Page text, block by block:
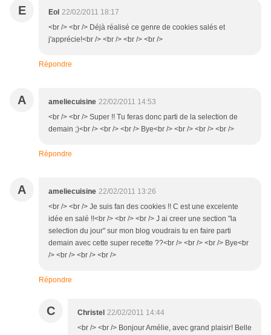
E Eol 22/02/2011 18:17
<br /> <br /> Déjà réalisé ce genre de cookies salés et
j'apprécie!<br /> <br /> <br /> <br />
Répondre
A ameliecuisine 22/02/2011 14:53
<br /> <br /> Super !! Tu feras donc parti de la selection de
demain ;)<br /> <br /> <br /> Bye<br /> <br /> <br /> <br />
Répondre
A ameliecuisine 22/02/2011 13:26
<br /> <br /> Je suis fan des cookies !! C est une excelente
idée en salé !!<br /> <br /> <br /> J ai creer une section "la
selection du jour" sur mon blog voudrais tu en faire parti
demain avec cette super recette ??<br /> <br /> <br /> Bye<br
/> <br /> <br /> <br />
Répondre
C Christel 22/02/2011 14:44
<br /> <br /> Bonjour Amélie, avec grand plaisir! Belle